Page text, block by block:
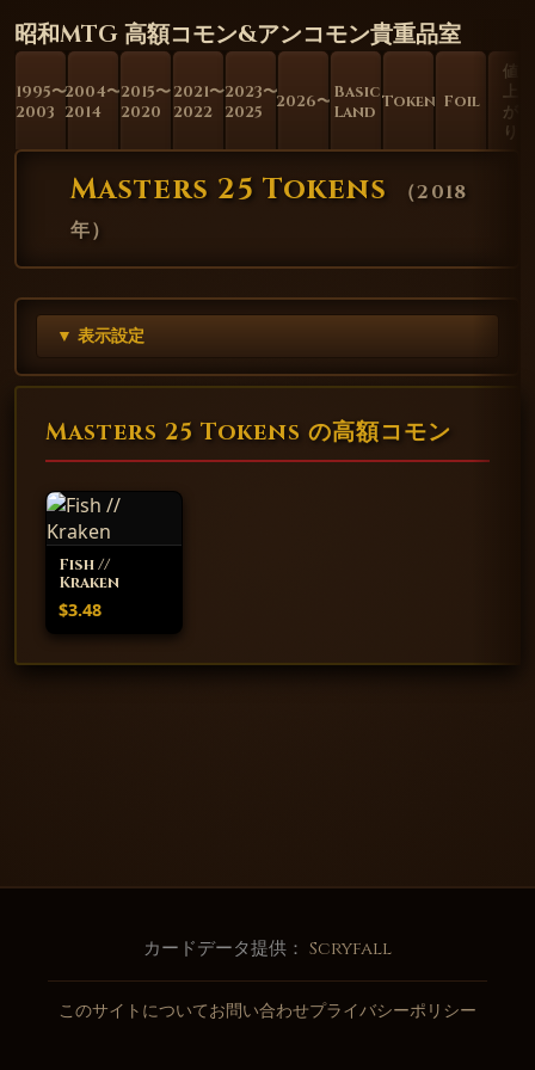
昭和MTG 高額コモン&アンコモン貴重品室
1995〜
2003
2004〜
2014
2015〜
2020
2021〜
2022
2023〜
2025
2026〜 Basic
Land Token Foil
値
上
が
り
Masters 25 Tokens （2018
年）
▼ 表示設定
Masters 25 Tokens の高額コモン
Fish //
Kraken
$3.48
カードデータ提供： Scryfall
このサイトについてお問い合わせプライバシーポリシー